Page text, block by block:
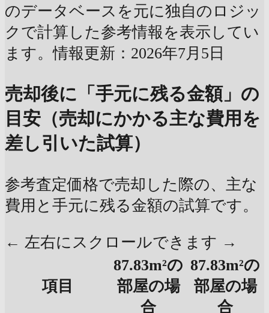
のデータベースを元に独自のロジッ
クで計算した参考情報を表示してい
ます。情報更新：2026年7月5日
売却後に「手元に残る金額」の
目安（売却にかかる主な費用を
差し引いた試算）
参考査定価格で売却した際の、主な
費用と手元に残る金額の試算です。
← 左右にスクロールできます →
項目
87.83m²の
部屋の場
合
87.83m²の
部屋の場
合